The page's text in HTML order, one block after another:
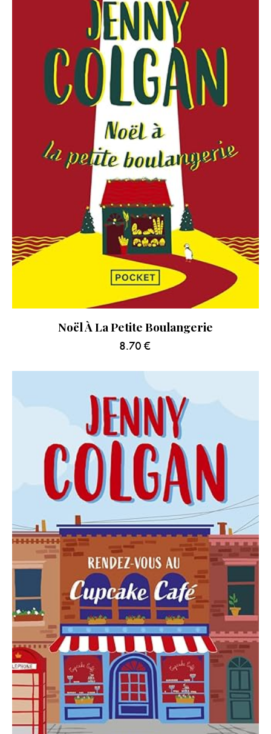
Noël À La Petite Boulangerie
8.70 €